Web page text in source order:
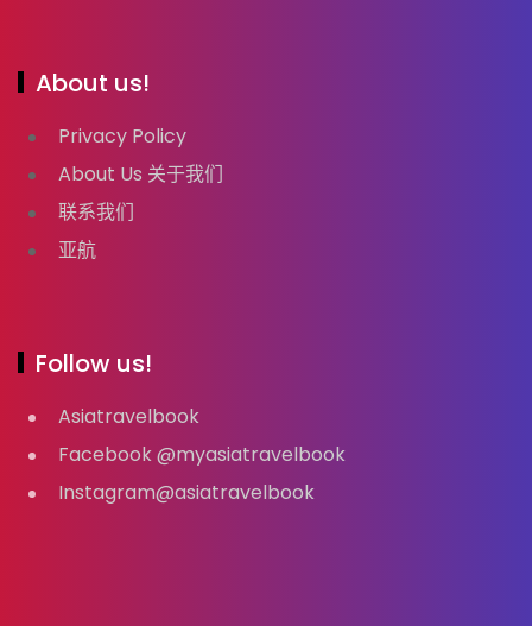
About us!
Privacy Policy
About Us 关于我们
联系我们
亚航
Follow us!
Asiatravelbook
Facebook @myasiatravelbook
Instagram@asiatravelbook